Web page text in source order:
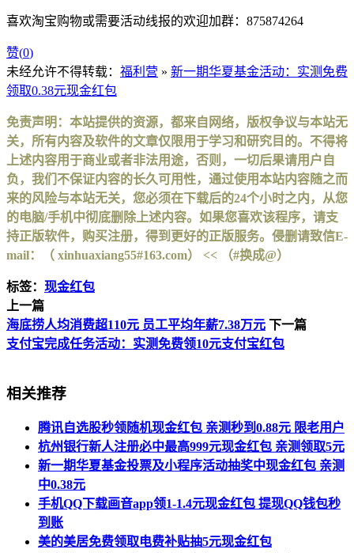
喜欢淘宝购物或需要活动线报的欢迎加群：875874264
赞(0)
未经允许不得转载： 福利营 » 新一期华夏基金活动：实测免费
领取0.38元现金红包
免责声明：本站提供的资源，都来自网络，版权争议与本站无
关，所有内容及软件的文章仅限用于学习和研究目的。不得将
上述内容用于商业或者非法用途，否则，一切后果请用户自
负，我们不保证内容的长久可用性，通过使用本站内容随之而
来的风险与本站无关，您必须在下载后的24个小时之内，从您
的电脑/手机中彻底删除上述内容。如果您喜欢该程序，请支
持正版软件，购买注册，得到更好的正版服务。侵删请致信E-
mail：（ xinhuaxiang55#163.com） << （#换成@）
标签： 现金红包
上一篇
海底捞人均消费超110元 员工平均年薪7.38万元 下一篇
支付宝完成任务活动：实测免费领10元支付宝红包
相关推荐
腾讯自选股秒领随机现金红包 亲测秒到0.88元 限老用户
杭州银行新人注册必中最高999元现金红包 亲测领取5元
新一期华夏基金投票及小程序活动抽奖中现金红包 亲测
中0.38元
手机QQ下载画音app领1-1.4元现金红包 提现QQ钱包秒
到账
美的美居免费领取电费补贴抽5元现金红包